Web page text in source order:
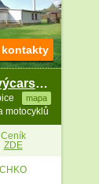
Chalupa s wellness - České Švýcarsko a Lužické hory
mapa
motocyklů
Ceník
ZDE